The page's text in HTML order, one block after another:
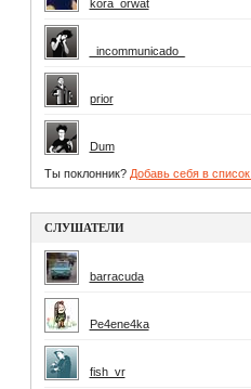
kora_orwat
_incommunicado_
prior
Dum
Ты поклонник? Добавь себя в список.
СЛУШАТЕЛИ
barracuda
Pe4ene4ka
fish_vr